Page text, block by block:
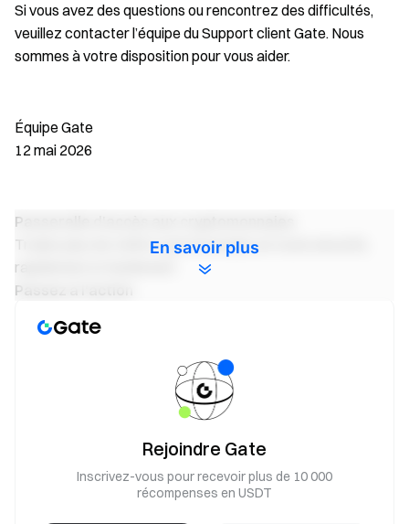
Si vous avez des questions ou rencontrez des difficultés,
veuillez contacter l’équipe du Support client Gate. Nous
sommes à votre disposition pour vous aider.
Équipe Gate
12 mai 2026
Passerelle d'accès aux cryptomonnaies
Tradez plus de 4,900 cryptomonnaies en toute sécurité,
rapidement et facilement.
Passez à l'action
de bienvenue
et gagnez une commission de 40%.
Visitez le site officiel de Gate
Suivez-nous sur X (Twitter)pour obtenir plus de bonus
Rejoignez notre communauté Telegrampour discuter des
Engagez-vous avec notre communauté mondiale
En savoir plus
Rejoindre Gate
Inscrivez-vous pour recevoir plus de 10 000
récompenses en USDT